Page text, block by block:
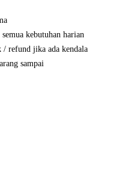
kebutuhan harian
/ refund jika ada kendala
sampai